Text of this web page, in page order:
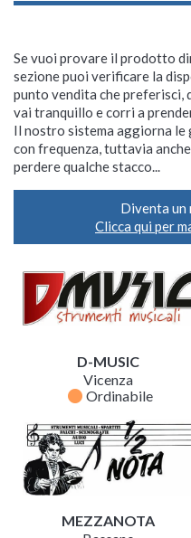
Se vuoi provare il prodotto
sezione puoi verificare la
punto vendita che preferisci,
vai tranquillo e corri a
Il nostro sistema aggiorna le
con frequenza, tuttavia
perdere qualche stacco...
Diventa un
Clicca qui per
D-MUSIC
Vicenza
fiber_manual_record Ordinabile
MEZZANOTA